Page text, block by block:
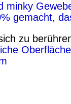
minky
gemacht,
zu